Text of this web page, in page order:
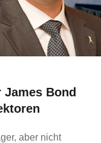
James Bond
aber nicht